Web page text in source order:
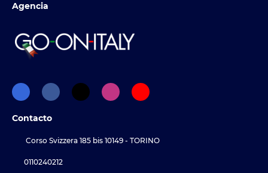
Agencia
Contacto
Corso Svizzera 185 bis 10149 - TORINO
0110240212